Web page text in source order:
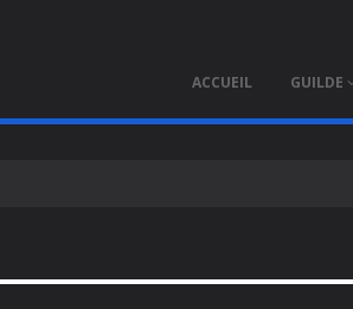
ACCUEIL GUILDE